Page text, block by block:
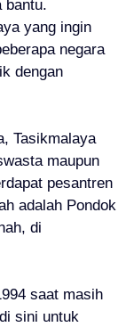
bantu.
yang ingin
negara
dengan
Tasikmalaya
maupun
pesantren
adalah Pondok
di
saat masih
sini untuk